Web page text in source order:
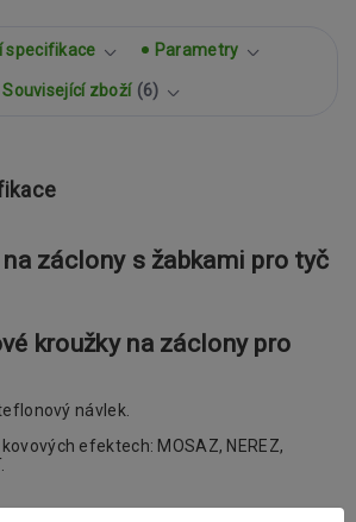
specifikace Parametry
Související zboží 6
záclony s žabkami pro tyč
kroužky na záclony pro
návlek.
efektech: MOSAZ, NEREZ,